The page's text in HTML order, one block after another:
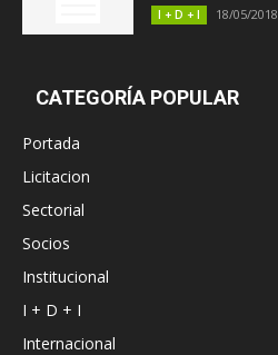
I + D + I 18/05/2018
CATEGORÍA POPULAR
Portada
Licitacion
Sectorial
Socios
Institucional
I + D + I
Internacional